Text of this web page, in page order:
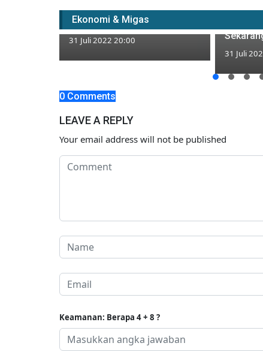
Ekonomi & Migas
Keempat di Jatim, Sasaran
Pertama Nakes
31 Juli 2022 20:00
31 Juli
0 Comments
LEAVE A REPLY
Your email address will not be published
Keamanan: Berapa 4 + 8 ?